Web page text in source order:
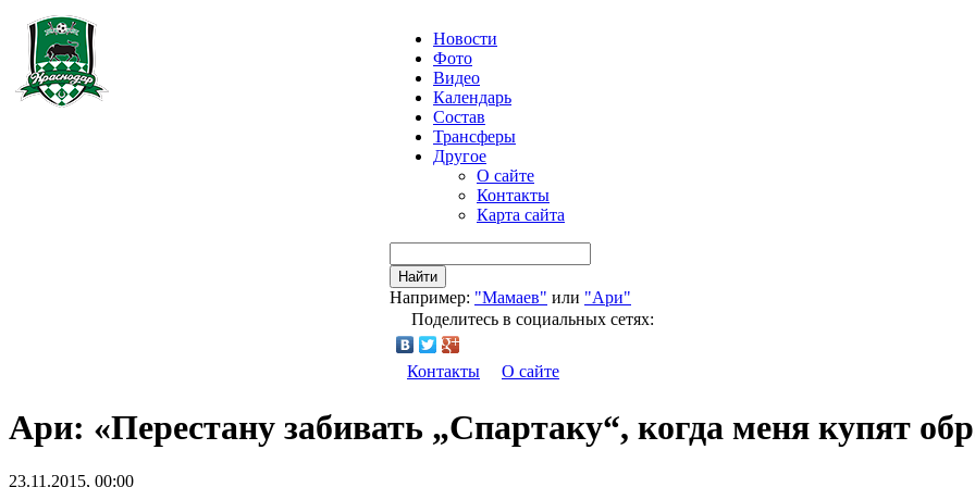
Новости
Фото
Видео
Календарь
Состав
Трансферы
Другое
О сайте
Контакты
Карта сайта
Найти
Например: "Мамаев" или "Ари"
Поделитесь в социальных сетях:
Контакты О сайте
Ари: «Перестану забивать „Спартаку“, когда меня купят
23.11.2015, 00:00